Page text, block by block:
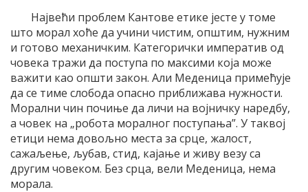
Највећи проблем Кантове етике јесте у томе
што морал хоће да учини чистим, општим, нужним
и готово механичким. Категорички императив од
човека тражи да поступа по максими која може
важити као општи закон. Али Меденица примећује
да се тиме слобода опасно приближава нужности.
Морални чин почиње да личи на војничку наредбу,
а човек на „робота моралног поступања”. У таквој
етици нема довољно места за срце, жалост,
сажаљење, љубав, стид, кајање и живу везу са
другим човеком. Без срца, вели Меденица, нема
морала.